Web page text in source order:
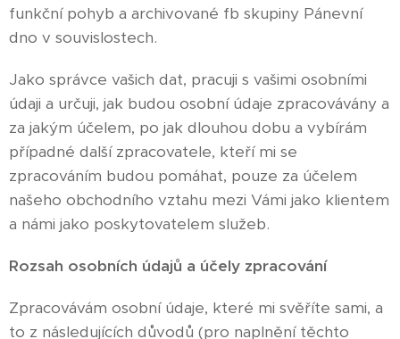
funkční pohyb a archivované fb skupiny Pánevní
dno v souvislostech.
Jako správce vašich dat, pracuji s vašimi osobními
údaji a určuji, jak budou osobní údaje zpracovávány a
za jakým účelem, po jak dlouhou dobu a vybírám
případné další zpracovatele, kteří mi se
zpracováním budou pomáhat, pouze za účelem
našeho obchodního vztahu mezi Vámi jako klientem
a námi jako poskytovatelem služeb.
Rozsah osobních údajů a účely zpracování
Zpracovávám osobní údaje, které mi svěříte sami, a
to z následujících důvodů (pro naplnění těchto